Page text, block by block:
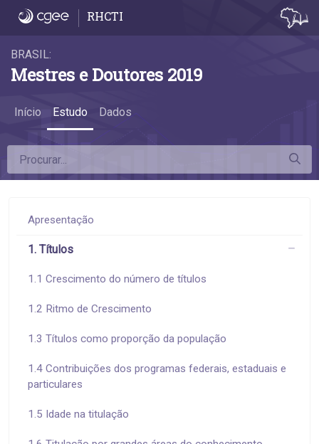
3.5 Diferenças na remuneração - 3.5
RHCTI
BRASIL:
Mestres e Doutores 2019
Início Estudo Dados
Apresentação
1. Títulos
1.1 Crescimento do número de títulos
1.2 Ritmo de Crescimento
1.3 Títulos como proporção da população
1.4 Contribuições dos programas federais, estaduais e
particulares
1.5 Idade na titulação